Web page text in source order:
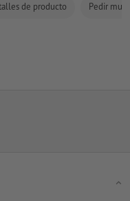
de producto Pedir